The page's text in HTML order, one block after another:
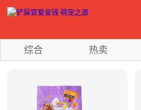
综合 热卖